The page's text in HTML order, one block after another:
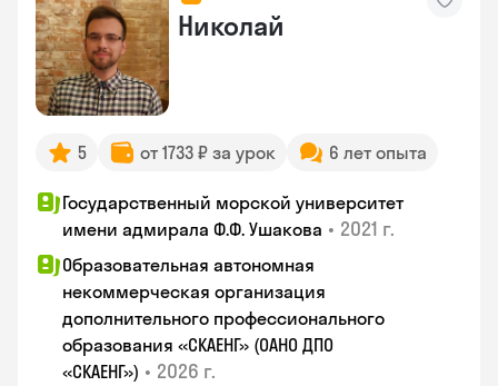
Николай
5 от 1733 ₽ за урок 6 лет опыта
Государственный морской университет
имени адмирала Ф.Ф. Ушакова • 2021 г.
Образовательная автономная
некоммерческая организация
дополнительного профессионального
образования «СКАЕНГ» (ОАНО ДПО
«СКАЕНГ») • 2026 г.